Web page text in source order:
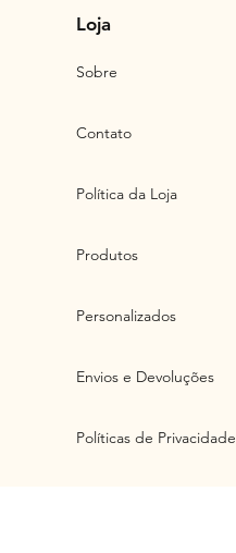
Loja
Sobre
Contato
Política da Loja
Produtos
Personalizados
Envios e Devoluções
Políticas de Privacidade